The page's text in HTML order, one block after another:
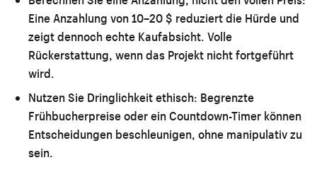
Eine Anzahlung von 10–20 $ reduziert die Hürde und
zeigt dennoch echte Kaufabsicht. Volle
Rückerstattung, wenn das Projekt nicht fortgeführt
wird.
Nutzen Sie Dringlichkeit ethisch: Begrenzte
Frühbucherpreise oder ein Countdown-Timer können
Entscheidungen beschleunigen, ohne manipulativ zu
sein.